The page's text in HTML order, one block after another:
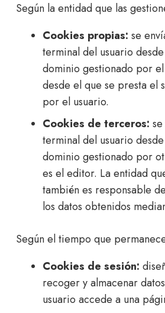
Según la entidad que las
Cookies propias: se
terminal del usuario
dominio gestionado por
desde el que se presta el
por el usuario.
Cookies de terceros:
terminal del usuario
dominio gestionado por
es el editor. La entidad
también es responsable
los datos obtenidos
Según el tiempo que
Cookies de sesión:
recoger y almacenar
usuario accede a una